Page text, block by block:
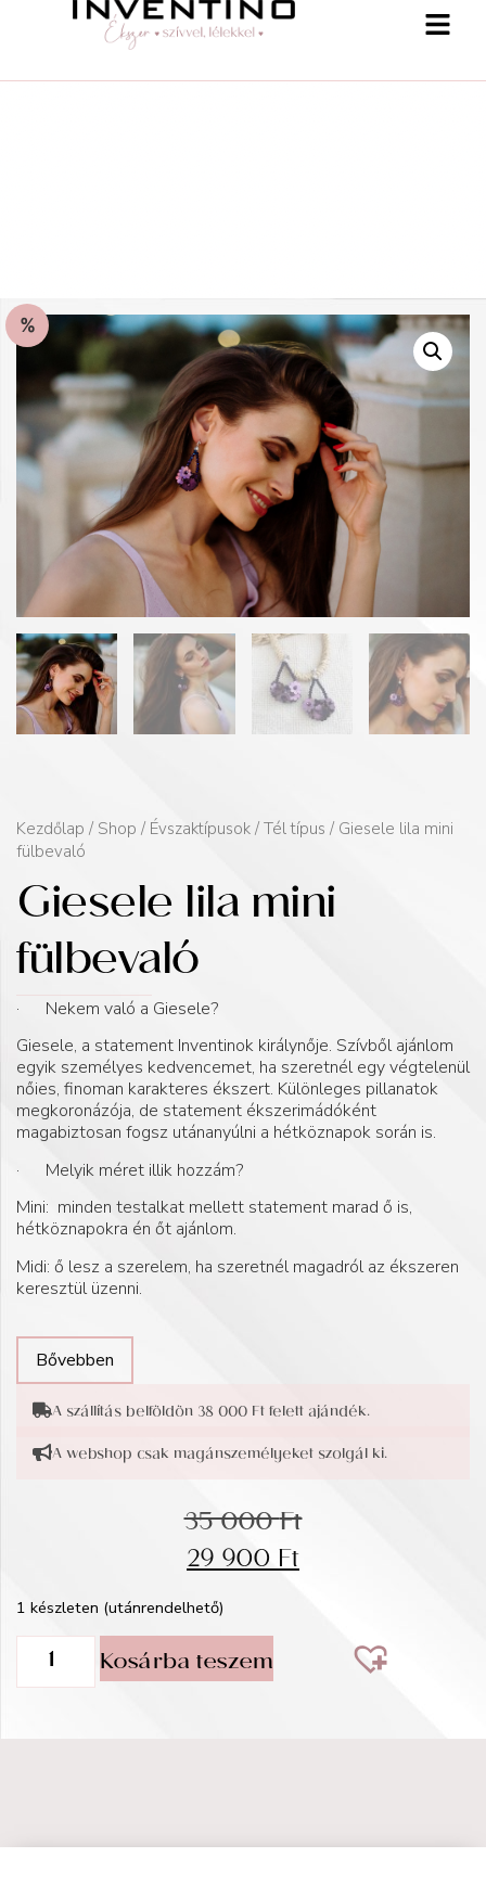
-25 % a webshopban! Kupon: summer25
Shop
%
Kezdőlap / Shop / Évszaktípusok / Tél típus / Giesele lila mini
fülbevaló
Giesele lila mini
fülbevaló
· Nekem való a Giesele?
Giesele, a statement Inventinok királynője. Szívből ajánlom
egyik személyes kedvencemet, ha szeretnél egy végtelenül
nőies, finoman karakteres ékszert. Különleges pillanatok
megkoronázója, de statement ékszerimádóként
magabiztosan fogsz utánanyúlni a hétköznapok során is.
· Melyik méret illik hozzám?
Mini: minden testalkat mellett statement marad ő is,
hétköznapokra én őt ajánlom.
Midi: ő lesz a szerelem, ha szeretnél magadról az ékszeren
keresztül üzenni.
Bővebben
A szállítás belföldön 38 000 Ft felett ajándék.
A webshop csak magánszemélyeket szolgál ki.
35 000Ft
29 900Ft
1 készleten (utánrendelhető)
Kosárba teszem